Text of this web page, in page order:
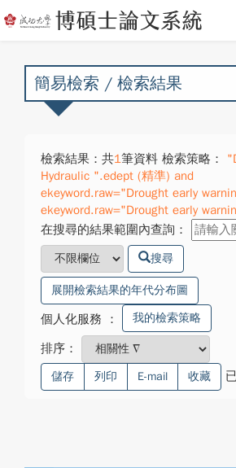
簡易檢索 / 檢索結果
檢索結果：共1筆資料 檢索策略：
Hydraulic ".edept (精準) and
ekeyword.raw="Drought early
ekeyword.raw="Drought early
在搜尋的結果範圍內查詢：
搜尋
展開檢索結果的年代分布圖
個人化服務 ： 我的檢索策略
排序：
儲存 列印 E-mail 收藏